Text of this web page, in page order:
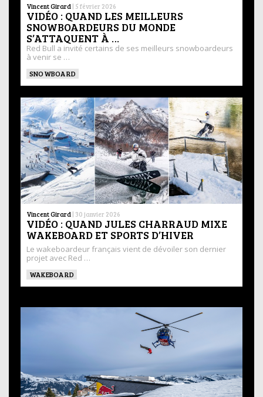
Vincent Girard | 5 février 2026
VIDÉO : QUAND LES MEILLEURS
SNOWBOARDEURS DU MONDE
S’ATTAQUENT À …
Red Bull a invité certains de ses meilleurs snowboardeurs
à venir se …
SNOWBOARD
Vincent Girard | 30 janvier 2026
VIDÉO : QUAND JULES CHARRAUD MIXE
WAKEBOARD ET SPORTS D’HIVER
Le wakeboardeur français vient de dévoiler son dernier
projet avec Red …
WAKEBOARD